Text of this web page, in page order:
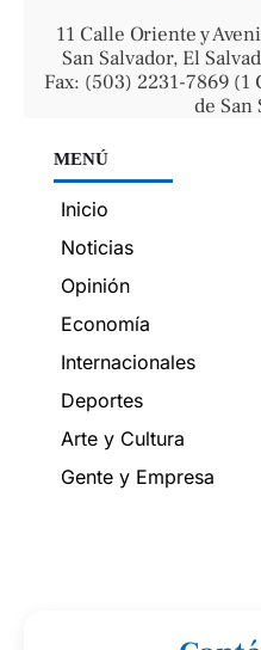
11 Calle Oriente y
San Salvador, El
Fax: (503) 2231-7869 (1
de San
MENÚ
Inicio
Noticias
Opinión
Economía
Internacionales
Deportes
Arte y Cultura
Gente y Empresa